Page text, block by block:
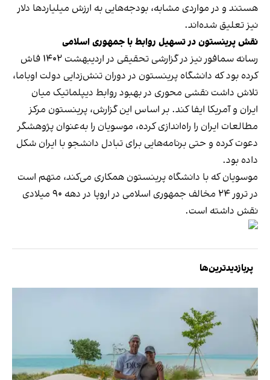
هستند و در مواردی مشابه، بودجه‌هایی به ارزش میلیاردها دلار
نیز تعلیق شده‌اند.
نقش پرینستون در تسهیل روابط با جمهوری اسلامی
رسانه سمافور نیز در گزارشی تحقیقی در اردیبهشت ۱۴۰۲ فاش
کرده بود که دانشگاه پرینستون در دوران تنش‌زدایی دولت اوباما،
تلاش داشت نقشی محوری در بهبود روابط دیپلماتیک میان
ایران و آمریکا ایفا کند. بر اساس این گزارش، پرینستون مرکز
مطالعات ایران را راه‌اندازی کرده، موسویان را به‌عنوان پژوهشگر
دعوت کرده و حتی برنامه‌هایی برای تبادل دانشجو با ایران شکل
داده بود.
موسویان که با دانشگاه پرینستون همکاری می‌کند، متهم است
در ترور ۲۴ مخالف جمهوری اسلامی در اروپا در دهه ۹۰ میلادی
نقش داشته است.
پربازدیدترین‌ها